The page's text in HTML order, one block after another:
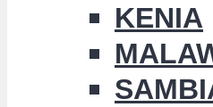
KENIA